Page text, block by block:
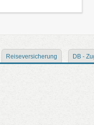
Reiseversicherung DB -